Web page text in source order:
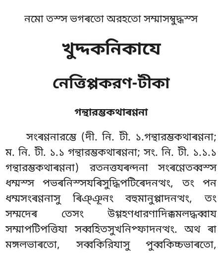
নমো তস্স ভগৰতো অরহতো সম্মাসম্বুদ্ধস্স
খুদ্দকনিকাযে
নেত্তিপ্পকরণ-টীকা
গন্থারম্ভকথাৰণ্ণনা
সংৰণ্ণনারম্ভে (দী. নি. টী. ১.গন্থারম্ভকথাৰণ্ণনা;
ম. নি. টী. ১.১ গন্থারম্ভকথাৰণ্ণনা; সং. নি. টী. ১.১.১
গন্থারম্ভকথাৰণ্ণনা) রতনত্তযৰন্দনা সংৰণ্ণেতব্বস্স
ধম্মস্স পভৰনিস্সযৰিসুদ্ধিপটিৰেদনত্থং, তং পন
ধম্মসংৰণ্ণনাসু ৰিঞ্ঞূনং বহুমানুপ্পাদনত্থং, তং
সম্মদেৰ তেসং উগ্গহণধারণাদিক্কমলদ্ধব্বায
সম্মাপটিপত্তিযা সব্বহিতসুখনিপ্ফাদনত্থং. অথ ৰা
মঙ্গলভাৰতো, সব্বকিরিযাসু পুব্বকিচ্চভাৰতো,